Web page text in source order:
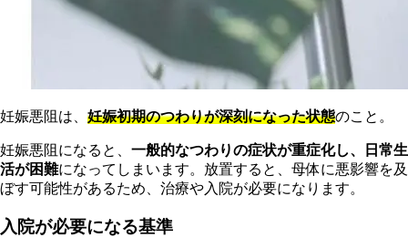
妊娠悪阻は、 妊娠初期のつわりが深刻になった状態のこと。
妊娠悪阻になると、 一般的なつわりの症状が重症化し、日常生
活が困難になってしまいます。放置すると、母体に悪影響を及
ぼす可能性があるため、治療や入院が必要になります。
入院が必要になる基準